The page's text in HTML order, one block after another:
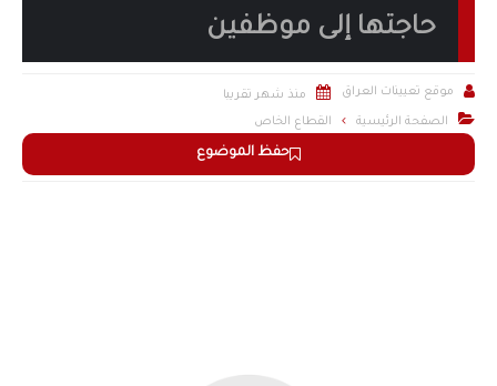
حاجتها إلى موظفين
حفظ الموضوع
 موقع تعيينات العراق  منذ شهر تقريبا
 الصفحة الرئيسية القطاع الخاص